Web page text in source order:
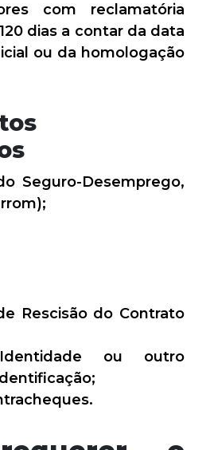
com reclamatória
dias a contar da data
ou da homologação
Seguro-Desemprego,
Rescisão do Contrato
ou outro